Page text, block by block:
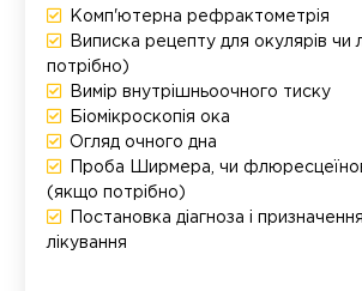
Комп'ютерна рефрактометрія
Виписка рецепту для окулярів чи
потрібно)
Вимір внутрішньоочного тиску
Біомікроскопія ока
Огляд очного дна
Проба Ширмера, чи
(якщо потрібно)
Постановка діагноза і
лікування